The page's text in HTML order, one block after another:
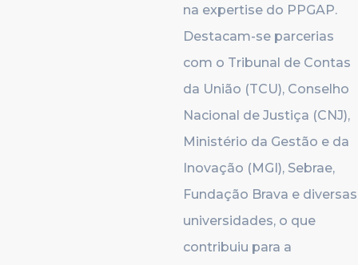
na expertise do PPGAP.
Destacam-se parcerias
com o Tribunal de Contas
da União (TCU), Conselho
Nacional de Justiça (CNJ),
Ministério da Gestão e da
Inovação (MGI), Sebrae,
Fundação Brava e diversas
universidades, o que
contribuiu para a